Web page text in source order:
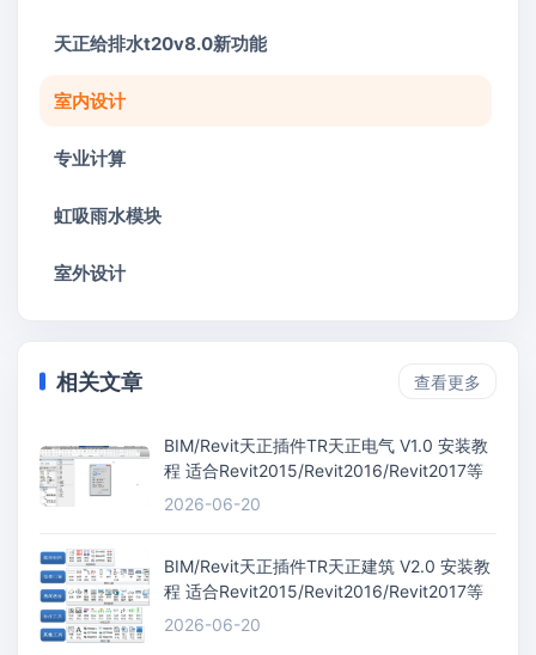
天正给排水t20v8.0新功能
室内设计
专业计算
虹吸雨水模块
室外设计
相关文章 查看更多
BIM/Revit天正插件TR天正电气 V1.0 安装教
程 适合Revit2015/Revit2016/Revit2017等
2026-06-20
BIM/Revit天正插件TR天正建筑 V2.0 安装教
程 适合Revit2015/Revit2016/Revit2017等
2026-06-20